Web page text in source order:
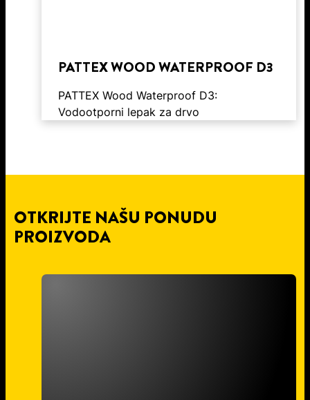
PATTEX WOOD WATERPROOF D3
PATTEX Wood Waterproof D3:
Vodootporni lepak za drvo
OTKRIJTE NAŠU PONUDU
PROIZVODA